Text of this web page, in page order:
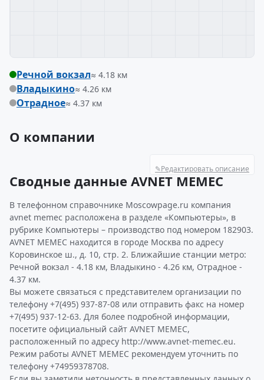
Речной вокзал≈ 4.18 км
Владыкино≈ 4.26 км
Отрадное≈ 4.37 км
О компании
✎Редактировать описание
Сводные данные AVNET MEMEC
В телефонном справочнике Moscowpage.ru компания
avnet memec расположена в разделе «Компьютеры», в
рубрике Компьютеры – производство под номером 182903.
AVNET MEMEC находится в городе Москва по адресу
Коровинское ш., д. 10, стр. 2. Ближайшие станции метро:
Речной вокзал - 4.18 км, Владыкино - 4.26 км, Отрадное -
4.37 км.
Вы можете связаться с представителем организации по
телефону +7(495) 937-87-08 или отправить факс на номер
+7(495) 937-12-63. Для более подробной информации,
посетите официальный сайт AVNET MEMEC,
расположенный по адресу http://www.avnet-memec.eu.
Режим работы AVNET MEMEC рекомендуем уточнить по
телефону +74959378708.